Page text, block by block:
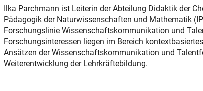
Ilka Parchmann ist Leiterin der Abteilung Didaktik der
Pädagogik der Naturwissenschaften und Mathematik
Forschungslinie Wissenschaftskommunikation und
Forschungsinteressen liegen im Bereich
Ansätzen der Wissenschaftskommunikation und
Weiterentwicklung der Lehrkräftebildung.